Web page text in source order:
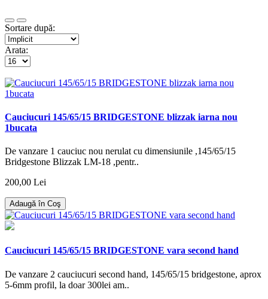
Sortare după:
Arata:
Cauciucuri 145/65/15 BRIDGESTONE blizzak iarna nou
1bucata
De vanzare 1 cauciuc nou nerulat cu dimensiunile ,145/65/15
Bridgestone Blizzak LM-18 ,pentr..
200,00 Lei
Adaugă în Coş
Cauciucuri 145/65/15 BRIDGESTONE vara second hand
De vanzare 2 cauciucuri second hand, 145/65/15 bridgestone, aprox
5-6mm profil, la doar 300lei am..